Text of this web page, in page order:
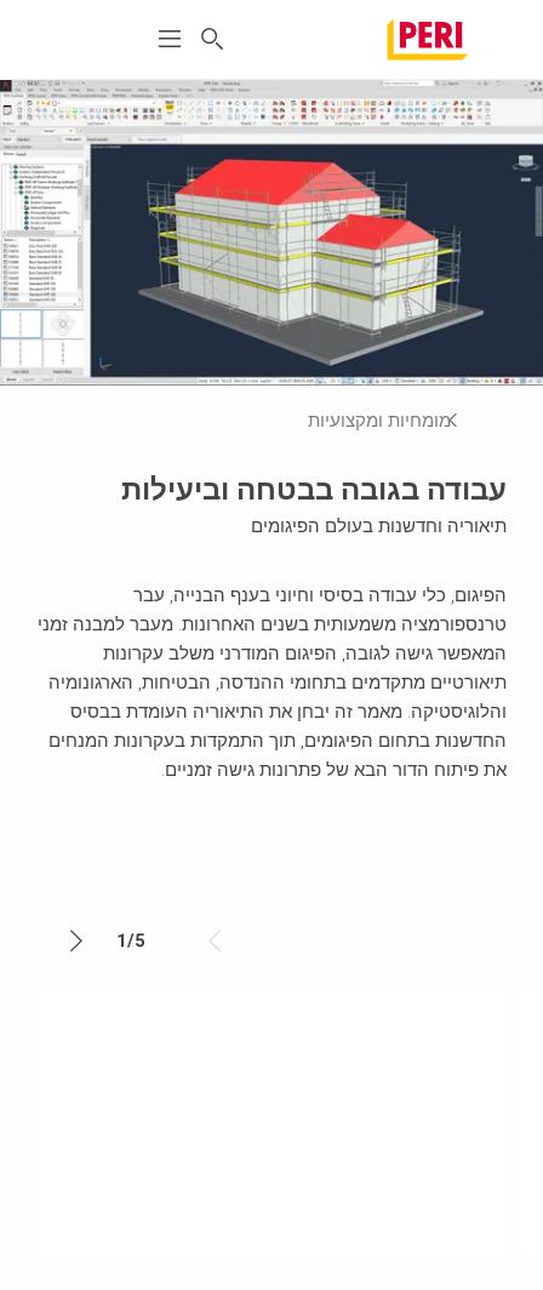
מומחיות ומקצועיות
עבודה בגובה בבטחה וביעילות
תיאוריה וחדשנות בעולם הפיגומים
הפיגום, כלי עבודה בסיסי וחיוני בענף הבנייה, עבר
טרנספורמציה משמעותית בשנים האחרונות. מעבר למבנה זמני
המאפשר גישה לגובה, הפיגום המודרני משלב עקרונות
תיאורטיים מתקדמים בתחומי ההנדסה, הבטיחות, הארגונומיה
והלוגיסטיקה. מאמר זה יבחן את התיאוריה העומדת בבסיס
החדשנות בתחום הפיגומים, תוך התמקדות בעקרונות המנחים
את פיתוח הדור הבא של פתרונות גישה זמניים.
1/5